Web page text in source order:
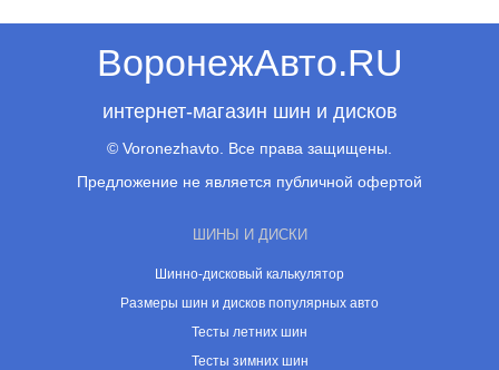
ВоронежАвто.RU
интернет-магазин шин и дисков
© Voronezhavto. Все права защищены.
Предложение не является публичной офертой
ШИНЫ И ДИСКИ
Шинно-дисковый калькулятор
Размеры шин и дисков популярных авто
Тесты летних шин
Тесты зимних шин